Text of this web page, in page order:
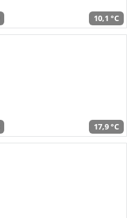
10,1 °C
17,9 °C